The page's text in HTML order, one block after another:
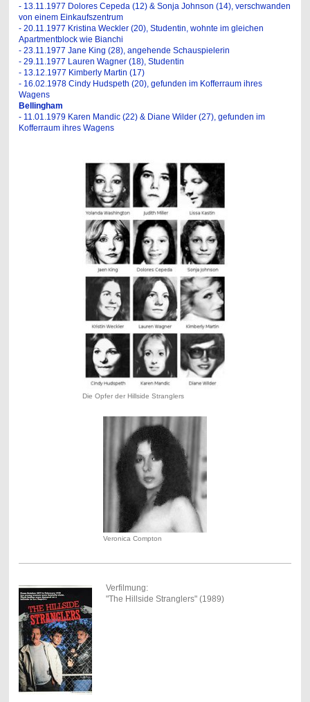
- 13.11.1977 Dolores Cepeda (12) & Sonja Johnson (14), verschwanden
von einem Einkaufszentrum
- 20.11.1977 Kristina Weckler (20), Studentin, wohnte im gleichen
Apartmentblock wie Bianchi
- 23.11.1977 Jane King (28), angehende Schauspielerin
- 29.11.1977 Lauren Wagner (18), Studentin
- 13.12.1977 Kimberly Martin (17)
- 16.02.1978 Cindy Hudspeth (20), gefunden im Kofferraum ihres
Wagens
Bellingham
- 11.01.1979 Karen Mandic (22) & Diane Wilder (27), gefunden im
Kofferraum ihres Wagens
Die Opfer der Hillside Stranglers
Veronica Compton
Verfilmung:
"The Hillside Stranglers" (1989)